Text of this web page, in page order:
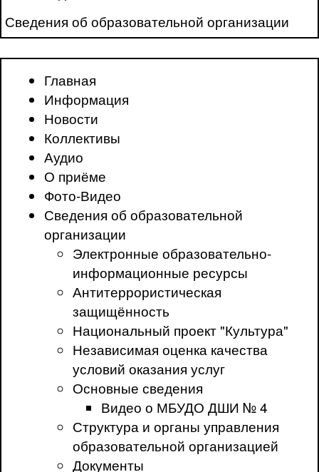
Сведения об образовательной организации
Главная
Информация
Новости
Коллективы
Аудио
О приёме
Фото-Видео
Сведения об образовательной
организации
Электронные образовательно-
информационные ресурсы
Антитеррористическая
защищённость
Национальный проект "Культура"
Независимая оценка качества
условий оказания услуг
Основные сведения
Видео о МБУДО ДШИ № 4
Структура и органы управления
образовательной организацией
Документы